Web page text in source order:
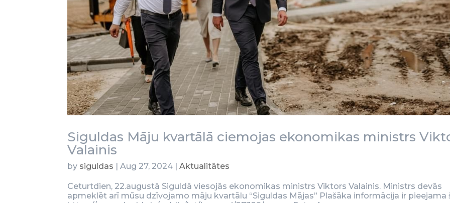
Siguldas Māju kvartālā ciemojas ekonomikas ministrs
Valainis
by siguldas |Aug 27, 2024 |Aktualitātes
Ceturtdien, 22.augustā Siguldā viesojās ekonomikas ministrs Viktors Valainis. Ministrs devās
apmeklēt arī mūsu dzīvojamo māju kvartālu “Siguldas Mājas” Plašāka informācija ir pieejama